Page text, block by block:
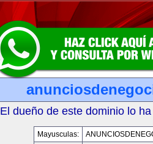
El dueño de este dominio lo
Mayusculas: